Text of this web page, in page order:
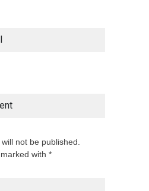
not be published.
with *